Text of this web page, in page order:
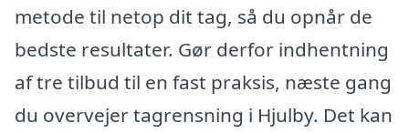
metode til netop dit tag, så du opnår de
bedste resultater. Gør derfor indhentning
af tre tilbud til en fast praksis, næste gang
du overvejer tagrensning i Hjulby. Det kan